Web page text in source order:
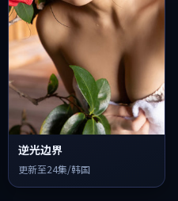
逆光边界
更新至24集/韩国